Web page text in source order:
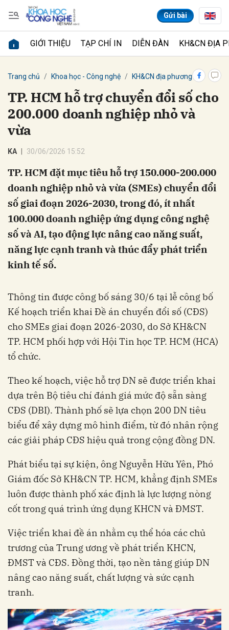
Gửi bài
GIỚI THIỆU TẠP CHÍ IN DIỄN ĐÀN KH&CN ĐỊA
Trang chủ Khoa học - Công nghệ KH&CN địa phương
TP. HCM hỗ trợ chuyển đổi số cho
200.000 doanh nghiệp nhỏ và
vừa
KA 30/06/2026 15:52
TP. HCM đặt mục tiêu hỗ trợ 150.000-200.000
doanh nghiệp nhỏ và vừa (SMEs) chuyển đổi
số giai đoạn 2026-2030, trong đó, ít nhất
100.000 doanh nghiệp ứng dụng công nghệ
số và AI, tạo động lực nâng cao năng suất,
năng lực cạnh tranh và thúc đẩy phát triển
kinh tế số.
Thông tin được công bố sáng 30/6 tại lễ công bố
Kế hoạch triển khai Đề án chuyển đổi số (CĐS)
cho SMEs giai đoạn 2026-2030, do Sở KH&CN
TP. HCM phối hợp với Hội Tin học TP. HCM (HCA)
tổ chức.
Theo kế hoạch, việc hỗ trợ DN sẽ được triển khai
dựa trên Bộ tiêu chí đánh giá mức độ sẵn sàng
CĐS (DBI). Thành phố sẽ lựa chọn 200 DN tiêu
biểu để xây dựng mô hình điểm, từ đó nhân rộng
các giải pháp CĐS hiệu quả trong cộng đồng DN.
Phát biểu tại sự kiện, ông Nguyễn Hữu Yên, Phó
Giám đốc Sở KH&CN TP. HCM, khẳng định SMEs
luôn được thành phố xác định là lực lượng nòng
cốt trong quá trình ứng dụng KHCN và ĐMST.
Việc triển khai đề án nhằm cụ thể hóa các chủ
trương của Trung ương về phát triển KHCN,
ĐMST và CĐS. Đồng thời, tạo nền tảng giúp DN
nâng cao năng suất, chất lượng và sức cạnh
tranh.
Gửi bình luận
Hủy Gửi